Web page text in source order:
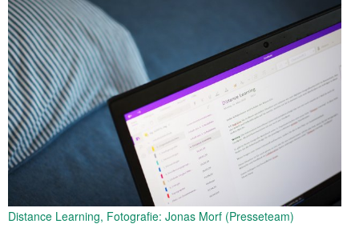
Distance Learning, Fotografie: Jonas Morf (Presseteam)